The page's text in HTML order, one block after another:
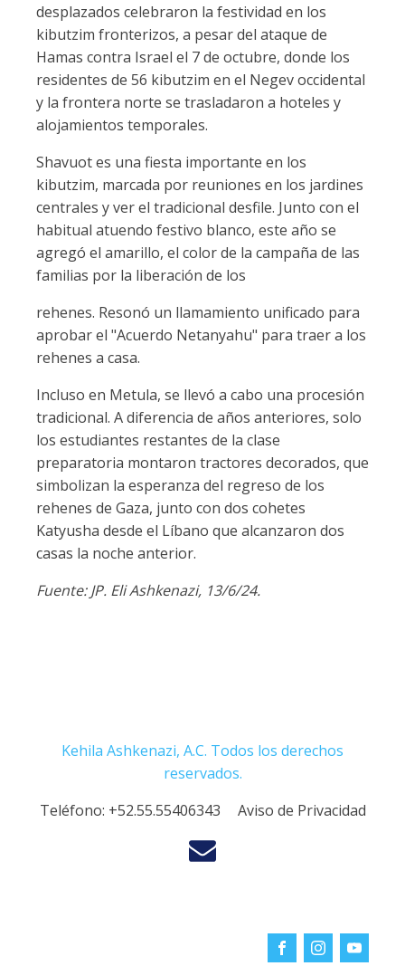
desplazados celebraron la festividad en los
kibutzim fronterizos, a pesar del ataque de
Hamas contra Israel el 7 de octubre, donde los
residentes de 56 kibutzim en el Negev occidental
y la frontera norte se trasladaron a hoteles y
alojamientos temporales.
Shavuot es una fiesta importante en los
kibutzim, marcada por reuniones en los jardines
centrales y ver el tradicional desfile. Junto con el
habitual atuendo festivo blanco, este año se
agregó el amarillo, el color de la campaña de las
familias por la liberación de los
rehenes. Resonó un llamamiento unificado para
aprobar el "Acuerdo Netanyahu" para traer a los
rehenes a casa.
Incluso en Metula, se llevó a cabo una procesión
tradicional. A diferencia de años anteriores, solo
los estudiantes restantes de la clase
preparatoria montaron tractores decorados, que
simbolizan la esperanza del regreso de los
rehenes de Gaza, junto con dos cohetes
Katyusha desde el Líbano que alcanzaron dos
casas la noche anterior.
Fuente: JP. Eli Ashkenazi, 13/6/24.
Kehila Ashkenazi, A.C. Todos los derechos
reservados.
Teléfono: +52.55.55406343 Aviso de Privacidad